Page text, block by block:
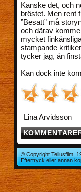
Kanske det, och
bröstet. Men rent
”Besatt” må
och därav
mycket
stampande
tycker jag, än
Kan dock inte
Lina Arvidsson
© Copyright Tellusfilm,
Eftertryck eller annan